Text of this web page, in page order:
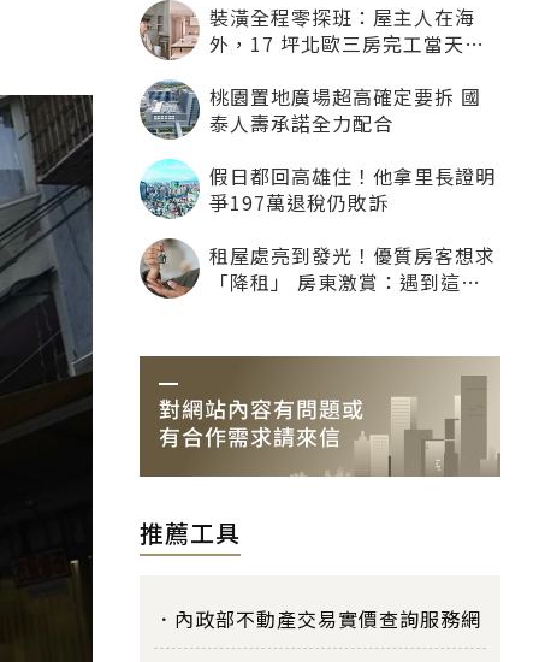
裝潢全程零探班：屋主人在海
外，17 坪北歐三房完工當天才
桃園置地廣場超高確定要拆 國
泰人壽承諾全力配合
假日都回高雄住！他拿里長證明
爭197萬退稅仍敗訴
租屋處亮到發光！優質房客想求
「降租」 房東激賞：遇到這種
推薦工具
內政部不動產交易實價查詢服務網